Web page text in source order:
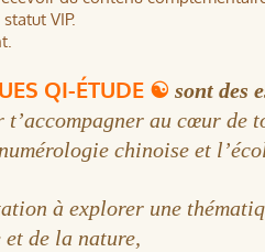
VIP.
QI-ÉTUDE ☯ sont des
t’accompagner au cœur de
chinoise et
à explorer une
de la nature,